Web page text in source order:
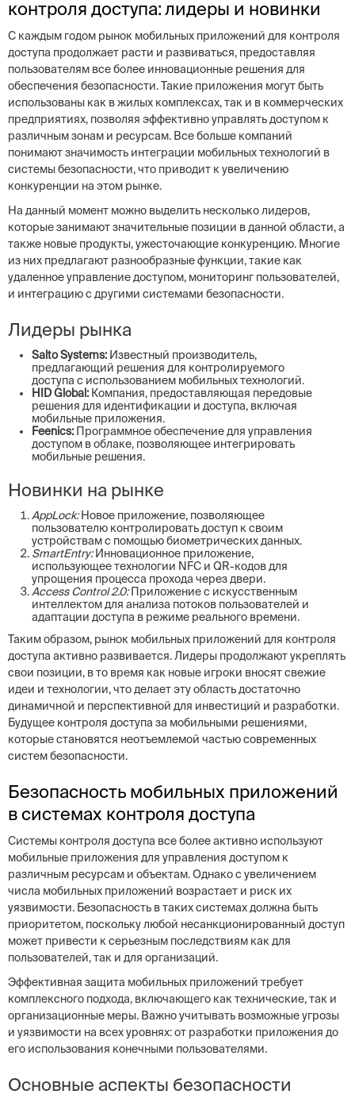
контроля доступа: лидеры и новинки
С каждым годом рынок мобильных приложений для контроля
доступа продолжает расти и развиваться, предоставляя
пользователям все более инновационные решения для
обеспечения безопасности. Такие приложения могут быть
использованы как в жилых комплексах, так и в коммерческих
предприятиях, позволяя эффективно управлять доступом к
различным зонам и ресурсам. Все больше компаний
понимают значимость интеграции мобильных технологий в
системы безопасности, что приводит к увеличению
конкуренции на этом рынке.
На данный момент можно выделить несколько лидеров,
которые занимают значительные позиции в данной области, а
также новые продукты, ужесточающие конкуренцию. Многие
из них предлагают разнообразные функции, такие как
удаленное управление доступом, мониторинг пользователей,
и интеграцию с другими системами безопасности.
Лидеры рынка
Salto Systems: Известный производитель,
предлагающий решения для контролируемого
доступа с использованием мобильных технологий.
HID Global: Компания, предоставляющая передовые
решения для идентификации и доступа, включая
мобильные приложения.
Feenics: Программное обеспечение для управления
доступом в облаке, позволяющее интегрировать
мобильные решения.
Новинки на рынке
AppLock:Новое приложение, позволяющее
пользователю контролировать доступ к своим
устройствам с помощью биометрических данных.
SmartEntry:Инновационное приложение,
использующее технологии NFC и QR-кодов для
упрощения процесса прохода через двери.
Access Control 2.0:Приложение с искусственным
интеллектом для анализа потоков пользователей и
адаптации доступа в режиме реального времени.
Таким образом, рынок мобильных приложений для контроля
доступа активно развивается. Лидеры продолжают укреплять
свои позиции, в то время как новые игроки вносят свежие
идеи и технологии, что делает эту область достаточно
динамичной и перспективной для инвестиций и разработки.
Будущее контроля доступа за мобильными решениями,
которые становятся неотъемлемой частью современных
систем безопасности.
Безопасность мобильных приложений
в системах контроля доступа
Системы контроля доступа все более активно используют
мобильные приложения для управления доступом к
различным ресурсам и объектам. Однако с увеличением
числа мобильных приложений возрастает и риск их
уязвимости. Безопасность в таких системах должна быть
приоритетом, поскольку любой несанкционированный доступ
может привести к серьезным последствиям как для
пользователей, так и для организаций.
Эффективная защита мобильных приложений требует
комплексного подхода, включающего как технические, так и
организационные меры. Важно учитывать возможные угрозы
и уязвимости на всех уровнях: от разработки приложения до
его использования конечными пользователями.
Основные аспекты безопасности